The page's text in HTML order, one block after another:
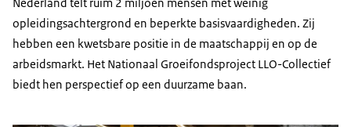
opleidingsachtergrond en beperkte basisvaardigheden. Zij
hebben een kwetsbare positie in de maatschappij en op de
arbeidsmarkt. Het Nationaal Groeifondsproject LLO-Collectief
biedt hen perspectief op een duurzame baan.